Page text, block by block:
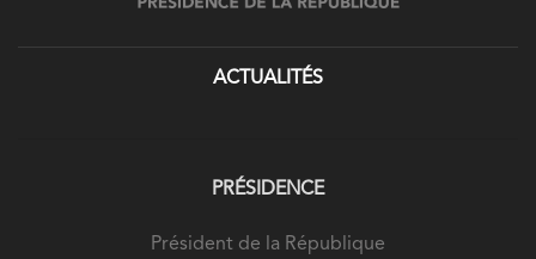
ACTUALITÉS
PRÉSIDENCE
Président de la République